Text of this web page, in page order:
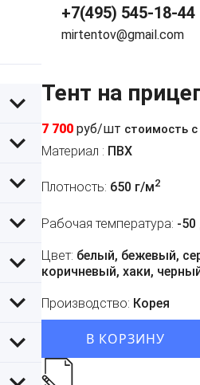
+7(495) 545-18-44
mirtentov@gmail.com
Тент на
7 700 руб/шт стоимость
Материал : ПВХ
Плотность: 650 г/м2
Рабочая температура: -50
Цвет: белый, бежевый,
коричневый, хаки,
Производство: Корея
В КОРЗИНУ